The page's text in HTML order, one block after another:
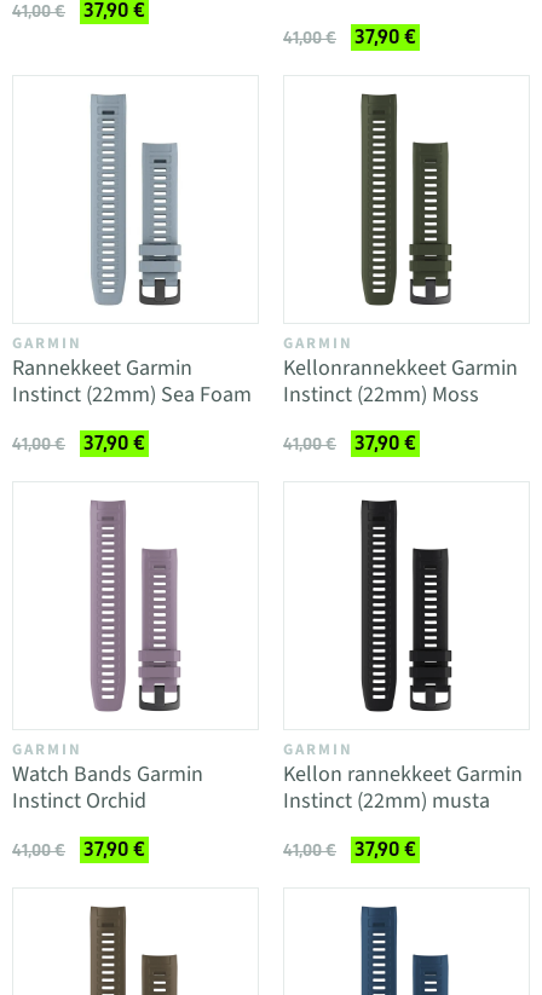
41,00 € 37,90 €
41,00 € 37,90 €
GARMIN
Rannekkeet Garmin
Instinct (22mm) Sea Foam
41,00 € 37,90 €
GARMIN
Kellonrannekkeet Garmin
Instinct (22mm) Moss
41,00 € 37,90 €
GARMIN
Watch Bands Garmin
Instinct Orchid
41,00 € 37,90 €
GARMIN
Kellon rannekkeet Garmin
Instinct (22mm) musta
41,00 € 37,90 €